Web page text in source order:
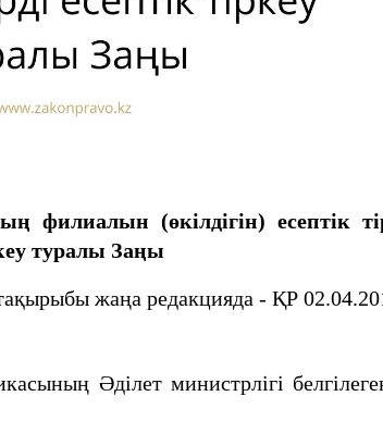
филиалын (өкiлдiгiн) есептiк
туралы Заңы
жаңа редакцияда - ҚР
Әділет министрлігі